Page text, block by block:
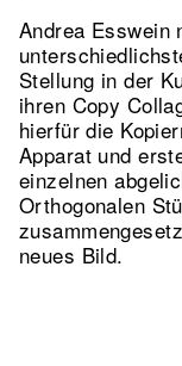
Andrea Esswein
Stellung in der
ihren Copy
hierfür die
Apparat und
einzelnen
Orthogonalen
neues Bild.